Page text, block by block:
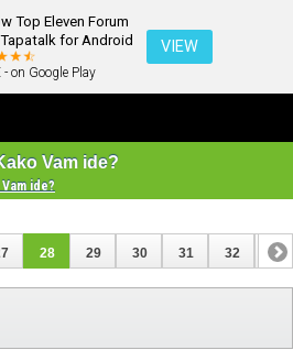
Top Eleven Forum
for Android
- on Google Play
VIEW
Vam ide?
ide?
28 29 30 31 32 33